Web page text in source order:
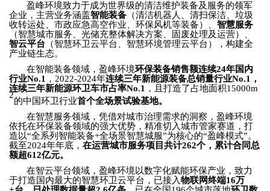
盈峰环境致力于成为世界级的清洁维护装备及服务的领军
企业，主营业务涵盖智能装备 （清洁机器人、清扫保洁、垃圾
收转运处、市政应急高空作业、环保风机等装备）、 智慧服务
（智慧城市服务、光储充整体解决方案、固废处理及运营）、
智云平台 （智慧环卫云平台、智慧环境管理云平台），构建全
产业链生态。
在智能装备领域，盈峰环境环保装备销售额连续24年国内
行业No.1 ， 2022-2024年连续三年新能源装备总销量行业No.1 ，
连续三年新能源环卫车市占率No.1 ，且打造了占地面积15000m
2
的中国环卫行业首个全场景试验基地。
在智慧服务领域，凭借对城市治理需求的洞察，盈峰环境
依托在环保装备领域的强大优势，精准切入城市管家赛道，打
造以“全系列智能装备+全场景智慧城服”为核心的“盈峰模式”。
截至2024年年底， 在运营城市服务项目共计262个，累计合同总
额超612亿元。
在智云平台领域，盈峰环境以数字化赋能环保产业，致力
于打造国内最大的智慧环卫云平台，已接入物联网终端16万